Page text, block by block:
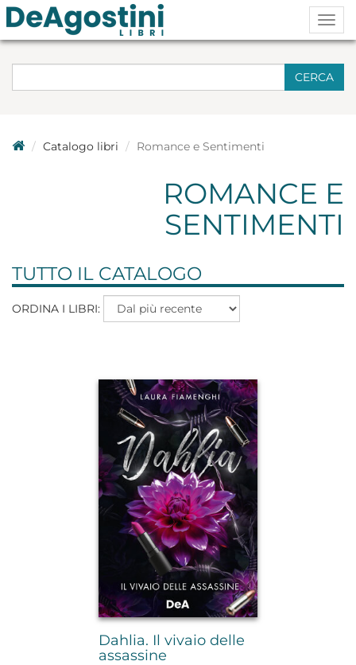
CERCA
Catalogo libri Romance e Sentimenti
ROMANCE E
SENTIMENTI
TUTTO IL CATALOGO
ORDINA I LIBRI:
Dahlia. Il vivaio delle
assassine